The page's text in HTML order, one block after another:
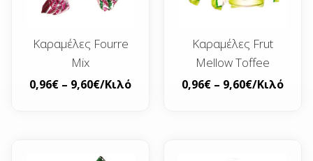
Καραμέλες Fourre
Mix
0,96€ – 9,60€/Κιλό
Καραμέλες Frut
Mellow Toffee
0,96€ – 9,60€/Κιλό